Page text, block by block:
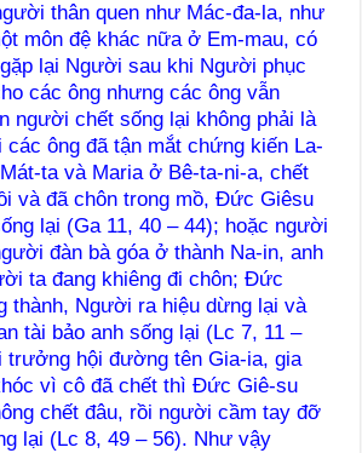
thân quen như Mác-đa-la, như
môn đệ khác nữa ở Em-mau, có
lại Người sau khi Người phục
các ông nhưng các ông vẫn
người chết sống lại không phải là
ông đã tận mắt chứng kiến La-
ta và Maria ở Bê-ta-ni-a, chết
và đã chôn trong mồ, Đức Giêsu
lại (Ga 11, 40 – 44); hoặc người
đàn bà góa ở thành Na-in, anh
ta đang khiêng đi chôn; Đức
thành, Người ra hiệu dừng lại và
tài bảo anh sống lại (Lc 7, 11 –
trưởng hội đường tên Gia-ia, gia
vì cô đã chết thì Đức Giê-su
chết đâu, rồi người cầm tay đỡ
lại (Lc 8, 49 – 56). Như vậy